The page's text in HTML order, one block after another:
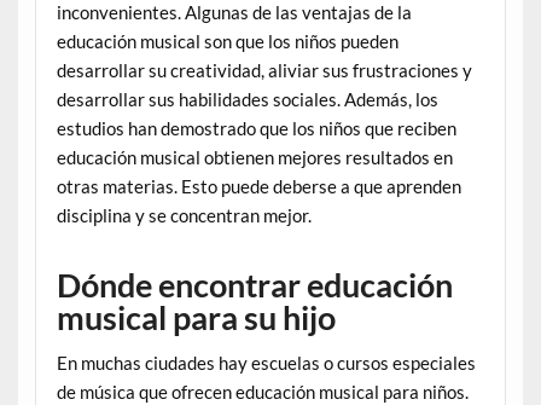
inconvenientes. Algunas de las ventajas de la
educación musical son que los niños pueden
desarrollar su creatividad, aliviar sus frustraciones y
desarrollar sus habilidades sociales. Además, los
estudios han demostrado que los niños que reciben
educación musical obtienen mejores resultados en
otras materias. Esto puede deberse a que aprenden
disciplina y se concentran mejor.
Dónde encontrar educación
musical para su hijo
En muchas ciudades hay escuelas o cursos especiales
de música que ofrecen educación musical para niños.